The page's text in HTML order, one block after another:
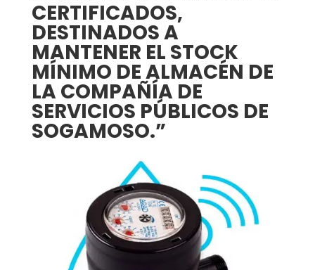
CERTIFICADOS,
DESTINADOS A
MANTENER EL STOCK
MÍNIMO DE ALMACÉN DE
LA COMPAÑÍA DE
SERVICIOS PÚBLICOS DE
SOGAMOSO.”